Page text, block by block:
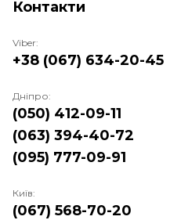
Контакти
Viber:
+38 (067) 634-20-45
Дніпро:
(050) 412-09-11
(063) 394-40-72
(095) 777-09-91
Київ:
(067) 568-70-20